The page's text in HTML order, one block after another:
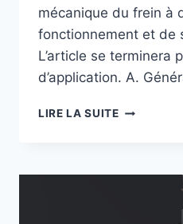
mécanique du frein à
fonctionnement et de
L’article se terminera
d’application. A.
LIRE LA SUITE